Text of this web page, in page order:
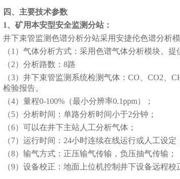
四、主要技术参数
1、矿用本安型安全监测分站：
井下束管监测色谱分析分站采用安捷伦色谱分析模
（1）气体分析方式：采用色谱气体分析模块。提
（2）分析路数：8路
（3）井下束管监测系统检测气体：CO、CO2、
检验报告。
（4）量程0-100%（最小分辨率0.1ppm）；
（5）分析时间：单路分析时间小于2分钟；
（6）可以在井下主站人工分析气体；
（7）运行时间：24小时连续在线运行或人工设定
（8）输气方式：正压输气传输，负压抽气传输；
（9）设备校正：地面上位机控制井下设备远程校